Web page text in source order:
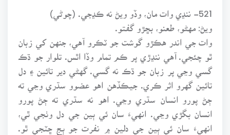
521- ننڍي وات مان، وڏو ويڻ نه ڪڍجي. (چوڻي)
ويڻ: مهڻو، طعنو، بڇڙو گفتو.
وات جي اندر هڪڙو گوشت جو ٽڪرو آهي، جنهن کي زبان
ٿو چئجي. آهي ننڍڙي پر ڪم تمام وڏا اٿس. تلوار جو ڌڪ
گسي وڃي پر زبان جو ڌڪ نه گسي. گهڻي دير تائين ۽ دل
تائين گهرو اثر ڪري. جيڪڏهن اهو عضوو سڌري وڃي ته
ڄڻ پورو انسان سڌري وڃي. اهو نه سڌري ته ڄڻ پورو
انسان بگڙي وڃي. انهيءَ سان ئي ٻين جي دل وٺجي ٿي،
انهيءَ سان ئي ٻين جي دلين ۾ نفرت جو ٻج ڇٽجي ٿو.